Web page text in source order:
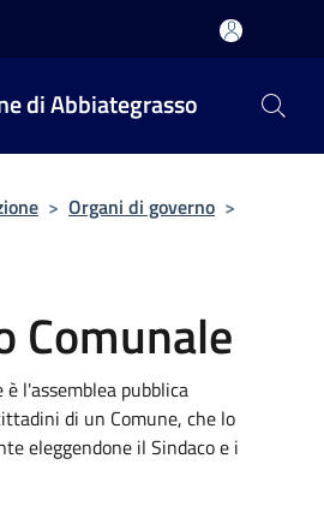
di Abbiategrasso
> Organi di governo >
Comunale
l'assemblea pubblica
di un Comune, che lo
eleggendone il Sindaco e i